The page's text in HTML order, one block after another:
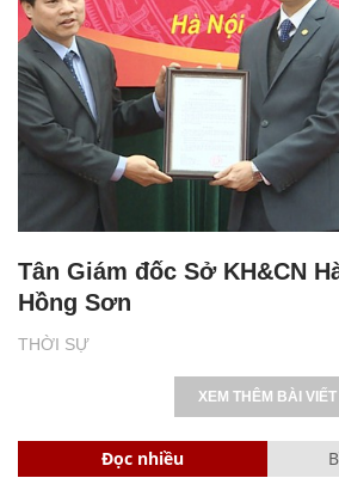
THỜI SỰ
Tân Giám đốc Sở KH&CN
Hồng Sơn
XEM THÊM BÀI VIẾT
Đọc nhiều